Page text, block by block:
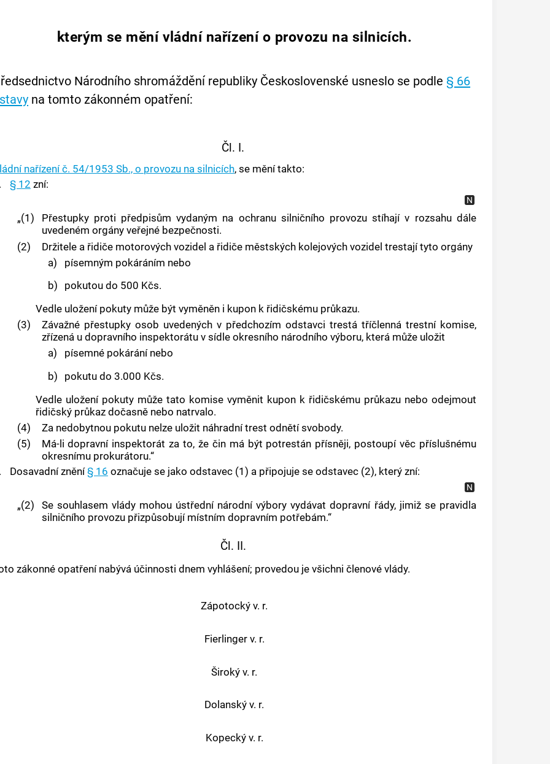
kterým se mění vládní nařízení o provozu na silnicích.
Národního shromáždění republiky Československé usneslo se podle § 66
na tomto zákonném opatření:
Čl. I.
nařízení č. 54/1953 Sb., o provozu na silnicích, se mění takto:
§ 12 zní:
„(1)
Přestupky proti předpisům vydaným na ochranu silničního provozu stíhají v rozsahu dále
uvedeném orgány veřejné bezpečnosti.
(2)
Držitele a řidiče motorových vozidel a řidiče městských kolejových vozidel trestají tyto orgány
a)
písemným pokáráním nebo
b)
pokutou do 500 Kčs.
Vedle uložení pokuty může být vyměněn i kupon k řidičskému průkazu.
(3)
Závažné přestupky osob uvedených v předchozím odstavci trestá tříčlenná trestní komise,
zřízená u dopravního inspektorátu v sídle okresního národního výboru, která může uložit
a)
písemné pokárání nebo
b)
pokutu do 3.000 Kčs.
Vedle uložení pokuty může tato komise vyměnit kupon k řidičskému průkazu nebo odejmout
řidičský průkaz dočasně nebo natrvalo.
(4)
Za nedobytnou pokutu nelze uložit náhradní trest odnětí svobody.
(5)
Má-li dopravní inspektorát za to, že čin má být potrestán přísněji, postoupí věc příslušnému
okresnímu prokurátoru.“
Dosavadní znění§ 16 označuje se jako odstavec (1) a připojuje se odstavec (2), který zní:
„(2)
Se souhlasem vlády mohou ústřední národní výbory vydávat dopravní řády, jimiž se pravidla
silničního provozu přizpůsobují místním dopravním potřebám.“
Čl. II.
zákonné opatření nabývá účinnosti dnem vyhlášení; provedou je všichni členové vlády.
Zápotocký v. r.
Fierlinger v. r.
Široký v. r.
Dolanský v. r.
Kopecký v. r.